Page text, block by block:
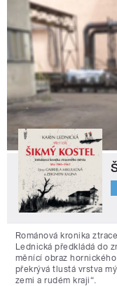
Románová kronika
Lednická předkládá do
měnící obraz
překrývá tlustá vrstva
zemi a rudém kraji“.